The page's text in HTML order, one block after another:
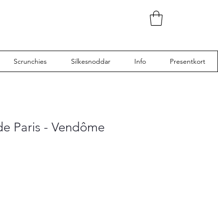
Paris - Vendôme
Scrunchies Silkesnoddar Info Presentkort